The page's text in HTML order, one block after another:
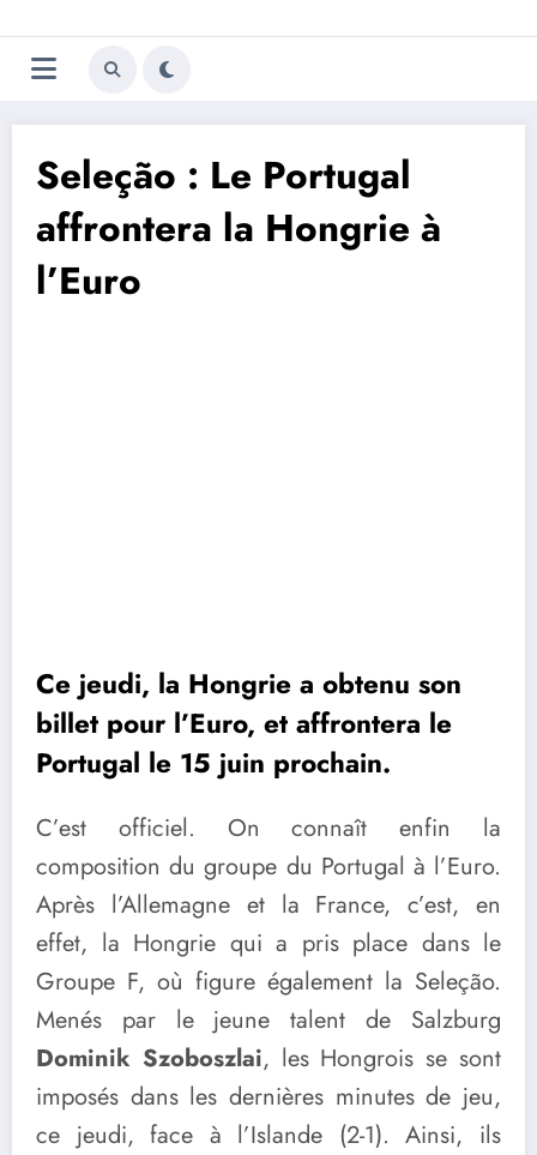
au
contenu
Trivela
L'actualité du football
Seleção : Le Portugal
affrontera la Hongrie à
l’Euro
Ce jeudi, la Hongrie a obtenu son
billet pour l’Euro, et affrontera le
Portugal le 15 juin prochain.
C’est officiel. On connaît enfin la
composition du groupe du Portugal à l’Euro.
Après l’Allemagne et la France, c’est, en
effet, la Hongrie qui a pris place dans le
Groupe F, où figure également la Seleção.
Menés par le jeune talent de Salzburg
Dominik Szoboszlai, les Hongrois se sont
imposés dans les dernières minutes de jeu,
ce jeudi, face à l’Islande (2-1). Ainsi, ils